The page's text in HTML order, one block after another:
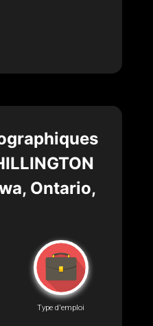
Ontario,
Type d'emploi